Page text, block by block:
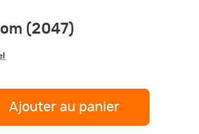
(2047)
Ajouter au panier